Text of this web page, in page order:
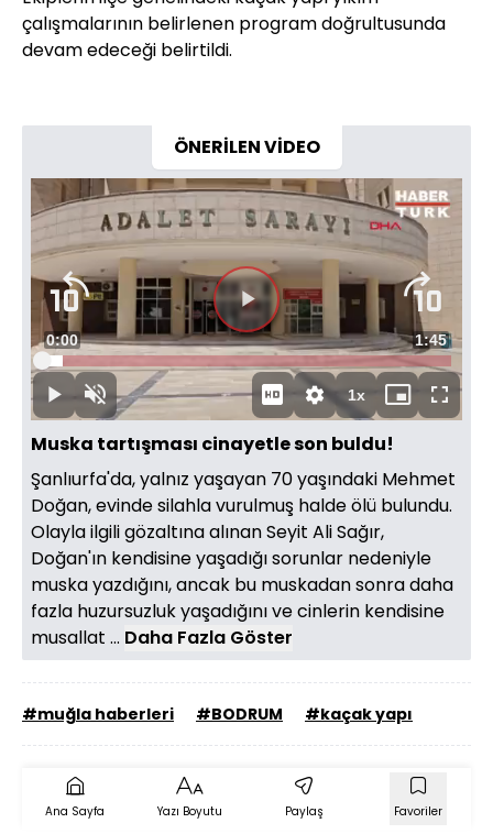
çalışmalarının belirlenen program doğrultusunda
devam edeceği belirtildi.
ÖNERİLEN VİDEO
Videoyu
Oynat
OynatSesi
Aç
Süre
0:00 Toplam
Süre
1:45
Yüklendi:
4.98%
1xOynatma
Hızı
Mini
oynatıcı
Tam
Ekran
Muska tartışması cinayetle son buldu!
Şanlıurfa'da, yalnız yaşayan 70 yaşındaki Mehmet
Doğan, evinde silahla vurulmuş halde ölü bulundu.
Olayla ilgili gözaltına alınan Seyit Ali Sağır,
Doğan'ın kendisine yaşadığı sorunlar nedeniyle
muska yazdığını, ancak bu muskadan sonra daha
fazla huzursuzluk yaşadığını ve cinlerin kendisine
musallat ... Daha Fazla Göster
#muğla haberleri #BODRUM #kaçak yapı
Ana Sayfa Yazı Boyutu Paylaş Favoriler